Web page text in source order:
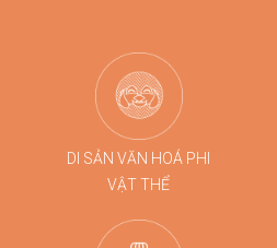
DI SẢN VĂN HOÁ PHI
VẬT THỂ